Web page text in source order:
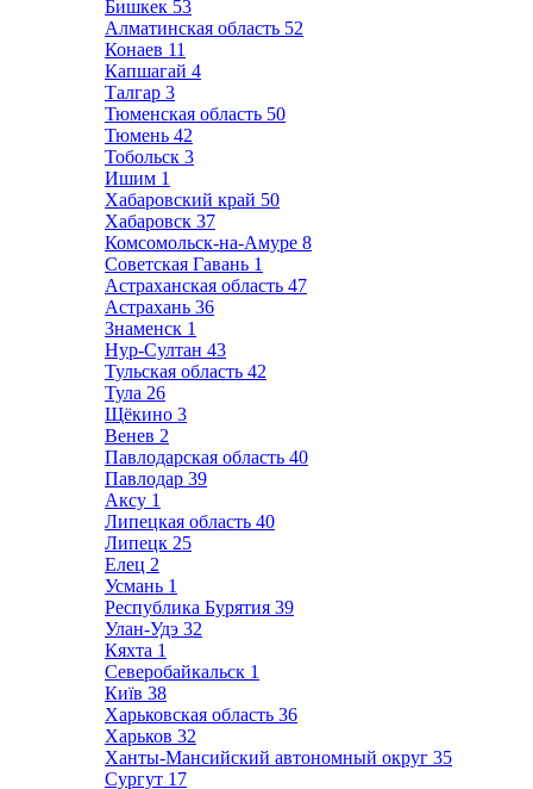
Бишкек 53
Алматинская область 52
Конаев 11
Капшагай 4
Талгар 3
Тюменская область 50
Тюмень 42
Тобольск 3
Ишим 1
Хабаровский край 50
Хабаровск 37
Комсомольск-на-Амуре 8
Советская Гавань 1
Астраханская область 47
Астрахань 36
Знаменск 1
Нур-Султан 43
Тульская область 42
Тула 26
Щёкино 3
Венев 2
Павлодарская область 40
Павлодар 39
Аксу 1
Липецкая область 40
Липецк 25
Елец 2
Усмань 1
Республика Бурятия 39
Улан-Удэ 32
Кяхта 1
Северобайкальск 1
Київ 38
Харьковская область 36
Харьков 32
Ханты-Мансийский автономный округ 35
Сургут 17